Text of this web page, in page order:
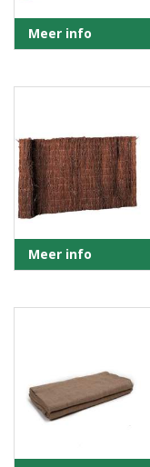
Meer info
Meer info